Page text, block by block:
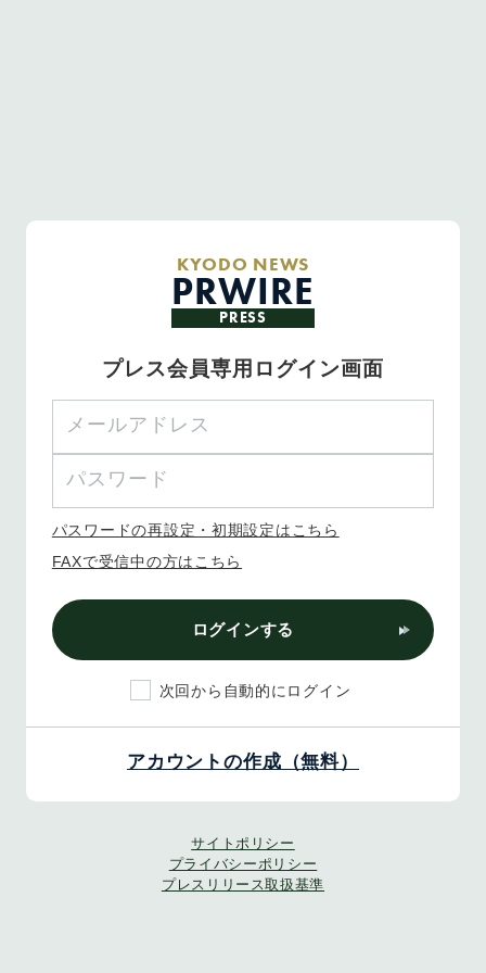
KYODO NEWS
PRWIRE
PRESS
プレス会員専用ログイン画面
パスワードの再設定・初期設定はこちら
FAXで受信中の方はこちら
ログインする
次回から自動的にログイン
アカウントの作成（無料）
サイトポリシー
プライバシーポリシー
プレスリリース取扱基準